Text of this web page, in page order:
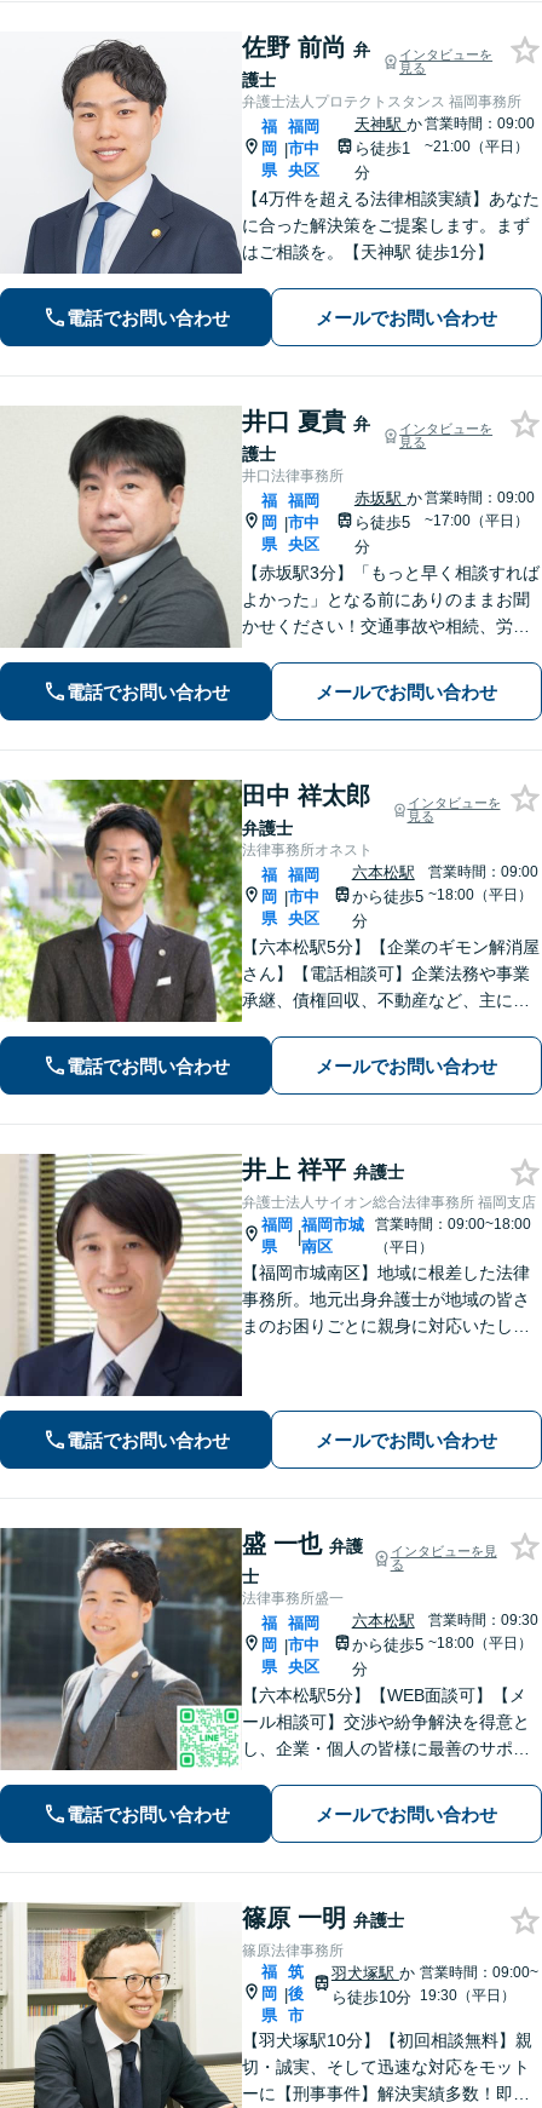
佐野 前尚 弁
護士
インタビューを
見る
弁護士法人プロテクトスタンス 福岡事務所
福
岡
県
|
福岡
市中
央区
天神駅 か
ら徒歩1
分
営業時間：09:00
~21:00（平日）
【4万件を超える法律相談実績】あなた
に合った解決策をご提案します。まず
はご相談を。【天神駅 徒歩1分】
電話でお問い合わせ メールでお問い合わせ
井口 夏貴 弁
護士
インタビューを
見る
井口法律事務所
福
岡
県
|
福岡
市中
央区
赤坂駅 か
ら徒歩5
分
営業時間：09:00
~17:00（平日）
【赤坂駅3分】「もっと早く相談すれば
よかった」となる前にありのままお聞
かせください！交通事故や相続、労
寄り添い、納得して次の一歩を踏み出
せるよう全力でサポートします【夜
電話でお問い合わせ メールでお問い合わせ
田中 祥太郎
弁護士
インタビューを
見る
法律事務所オネスト
福
岡
県
|
福岡
市中
央区
六本松駅
から徒歩5
分
営業時間：09:00
~18:00（平日）
【六本松駅5分】【企業のギモン解消屋
さん】【電話相談可】企業法務や事業
承継、債権回収、不動産など、主に企
のみなさまが安心して本業に専念でき
るよう、法律に関するちょっとした疑
電話でお問い合わせ メールでお問い合わせ
井上 祥平 弁護士
弁護士法人サイオン総合法律事務所 福岡支店
福岡
県
|
福岡市城
南区
営業時間：09:00~18:00
（平日）
【福岡市城南区】地域に根差した法律
事務所。地元出身弁護士が地域の皆さ
まのお困りごとに親身に対応いたしま
電話でお問い合わせ メールでお問い合わせ
盛 一也 弁護
士
インタビューを見
る
法律事務所盛一
福
岡
県
|
福岡
市中
央区
六本松駅
から徒歩5
分
営業時間：09:30
~18:00（平日）
【六本松駅5分】【WEB面談可】【メ
ール相談可】交渉や紛争解決を得意と
し、企業・個人の皆様に最善のサポー
す。多様な業界での経験を活かし、各
企業の事業特性や成長段階に応じた最
電話でお問い合わせ メールでお問い合わせ
篠原 一明 弁護士
篠原法律事務所
福
岡
県
|
筑
後
市
羽犬塚駅 か
ら徒歩10分
営業時間：09:00~
19:30（平日）
【羽犬塚駅10分】【初回相談無料】親
切・誠実、そして迅速な対応をモット
ーに【刑事事件】解決実績多数！即時